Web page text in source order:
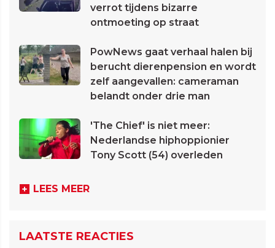
verrot tijdens bizarre
ontmoeting op straat
PowNews gaat verhaal halen bij
berucht dierenpension en wordt
zelf aangevallen: cameraman
belandt onder drie man
'The Chief' is niet meer:
Nederlandse hiphoppionier
Tony Scott (54) overleden
LEES MEER
LAATSTE REACTIES